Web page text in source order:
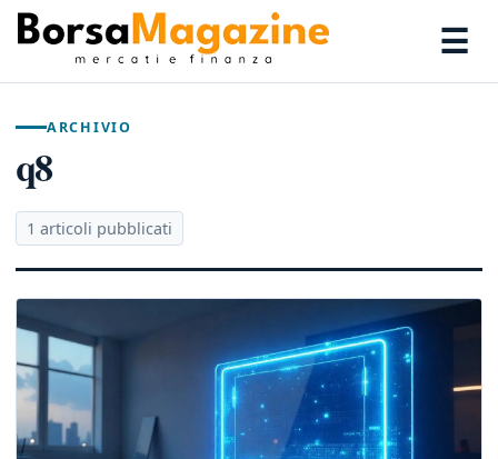
☰
ARCHIVIO
q8
1 articoli pubblicati